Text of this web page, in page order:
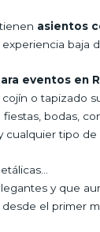
asientos
baja
eventos en
o tapizado
bodas,
cualquier tipo de
y que
el primer